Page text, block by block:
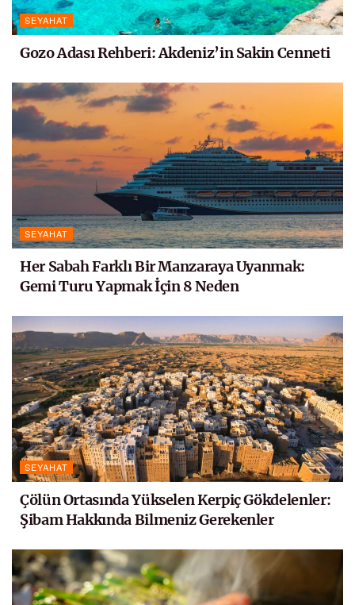
SEYAHAT
Gozo Adası Rehberi: Akdeniz’in Sakin Cenneti
SEYAHAT
Her Sabah Farklı Bir Manzaraya Uyanmak:
Gemi Turu Yapmak İçin 8 Neden
SEYAHAT
Çölün Ortasında Yükselen Kerpiç Gökdelenler:
Şibam Hakkında Bilmeniz Gerekenler